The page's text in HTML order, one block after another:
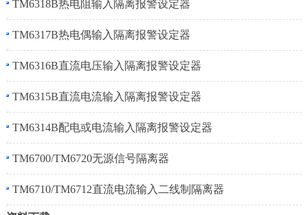
TM6318B热电阻输入隔离报警设定器
TM6317B热电偶输入隔离报警设定器
TM6316B直流电压输入隔离报警设定器
TM6315B直流电流输入隔离报警设定器
TM6314B配电或电流输入隔离报警设定器
TM6700/TM6720无源信号隔离器
TM6710/TM6712直流电流输入二线制隔离器